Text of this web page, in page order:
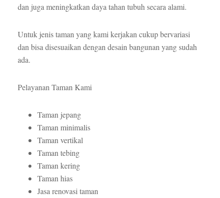
dan juga meningkatkan daya tahan tubuh secara alami.
Untuk jenis taman yang kami kerjakan cukup bervariasi
dan bisa disesuaikan dengan desain bangunan yang sudah
ada.
Pelayanan Taman Kami
Taman jepang
Taman minimalis
Taman vertikal
Taman tebing
Taman kering
Taman hias
Jasa renovasi taman